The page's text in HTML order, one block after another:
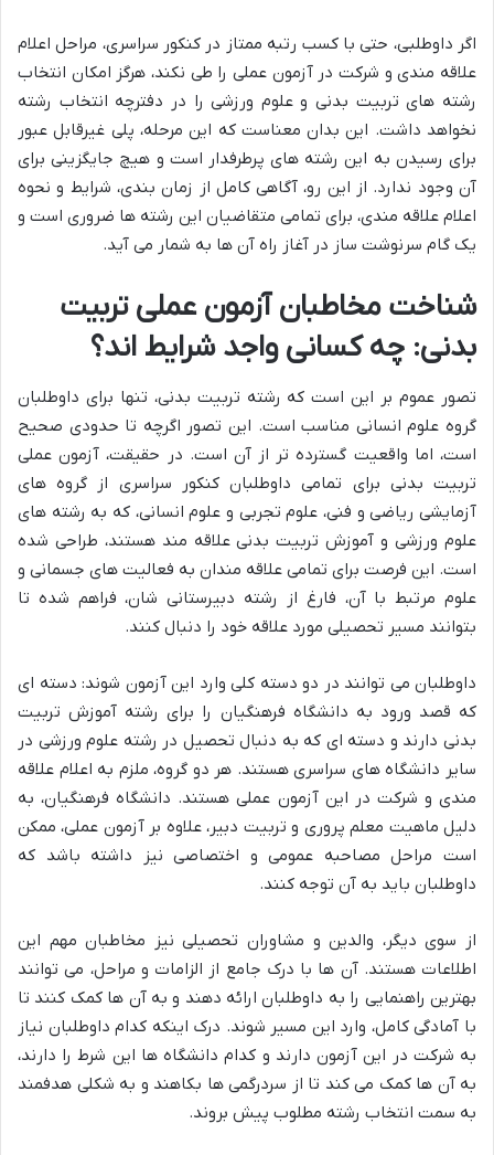
اگر داوطلبی، حتی با کسب رتبه ممتاز در کنکور سراسری، مراحل اعلام
علاقه مندی و شرکت در آزمون عملی را طی نکند، هرگز امکان انتخاب
رشته های تربیت بدنی و علوم ورزشی را در دفترچه انتخاب رشته
نخواهد داشت. این بدان معناست که این مرحله، پلی غیرقابل عبور
برای رسیدن به این رشته های پرطرفدار است و هیچ جایگزینی برای
آن وجود ندارد. از این رو، آگاهی کامل از زمان بندی، شرایط و نحوه
اعلام علاقه مندی، برای تمامی متقاضیان این رشته ها ضروری است و
یک گام سرنوشت ساز در آغاز راه آن ها به شمار می آید.
شناخت مخاطبان آزمون عملی تربیت
بدنی: چه کسانی واجد شرایط اند؟
تصور عموم بر این است که رشته تربیت بدنی، تنها برای داوطلبان
گروه علوم انسانی مناسب است. این تصور اگرچه تا حدودی صحیح
است، اما واقعیت گسترده تر از آن است. در حقیقت، آزمون عملی
تربیت بدنی برای تمامی داوطلبان کنکور سراسری از گروه های
آزمایشی ریاضی و فنی، علوم تجربی و علوم انسانی، که به رشته های
علوم ورزشی و آموزش تربیت بدنی علاقه مند هستند، طراحی شده
است. این فرصت برای تمامی علاقه مندان به فعالیت های جسمانی و
علوم مرتبط با آن، فارغ از رشته دبیرستانی شان، فراهم شده تا
بتوانند مسیر تحصیلی مورد علاقه خود را دنبال کنند.
داوطلبان می توانند در دو دسته کلی وارد این آزمون شوند: دسته ای
که قصد ورود به دانشگاه فرهنگیان را برای رشته آموزش تربیت
بدنی دارند و دسته ای که به دنبال تحصیل در رشته علوم ورزشی در
سایر دانشگاه های سراسری هستند. هر دو گروه، ملزم به اعلام علاقه
مندی و شرکت در این آزمون عملی هستند. دانشگاه فرهنگیان، به
دلیل ماهیت معلم پروری و تربیت دبیر، علاوه بر آزمون عملی، ممکن
است مراحل مصاحبه عمومی و اختصاصی نیز داشته باشد که
داوطلبان باید به آن توجه کنند.
از سوی دیگر، والدین و مشاوران تحصیلی نیز مخاطبان مهم این
اطلاعات هستند. آن ها با درک جامع از الزامات و مراحل، می توانند
بهترین راهنمایی را به داوطلبان ارائه دهند و به آن ها کمک کنند تا
با آمادگی کامل، وارد این مسیر شوند. درک اینکه کدام داوطلبان نیاز
به شرکت در این آزمون دارند و کدام دانشگاه ها این شرط را دارند،
به آن ها کمک می کند تا از سردرگمی ها بکاهند و به شکلی هدفمند
به سمت انتخاب رشته مطلوب پیش بروند.